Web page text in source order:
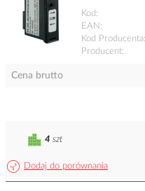
Kod
EAN
Kod Producenta
Producent
Cena brutto
Dodaj do porównania
4 szt